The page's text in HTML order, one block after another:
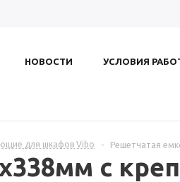
НОВОСТИ УСЛОВИЯ
для шкафов Vibo - Решетчатая
с